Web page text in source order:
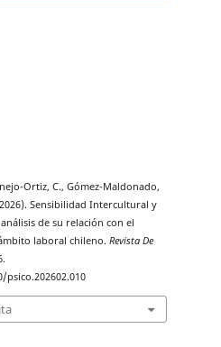
Ortiz, C., Gómez-Maldonado,
Sensibilidad Intercultural y
de su relación con el
laboral chileno. Revista De